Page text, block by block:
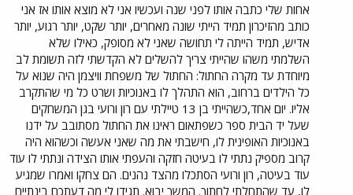
אחות שלי כתבה אותו לפני שנה ועכשיו אני לא מוצא אותו אז אני
כותב מהזיכרון תמיד הייתי שונה מאחרים, יותר שקט, יותר רגוע, יותר
אדיש, תמיד הייתה לי תחושה שאני לא מסופק, כאילו שלא
השלמתי משהו שהייתי צריך להשלים לא הקדשתי לזה תשומת לב
מיוחדת עד מקרה החתול: החתול של משפחת וויצמן היה שנוא על
כל הילדים ברחוב, הוא התהלך לו באנוכיות ושרט כל מי שהתקרב
אליו. יום אחד,כשהייתי בן 13 טיילתי עם רון ורועי בגן המשחקים
שעל יד הבית ספר כשפתאום ראינו את החתול מסתובב על ידנו
באנוכיות האופינית לו, חישבתי את מה שאני אעשה וכשהוא היה
קרוב מספיק נתתי לו בעיטה חזקה והעפתי אותו הצידה ונתתי לו עוד
עוד בעיטה, רון ורועי הסתכלו מהצד נהנים. הם צחקו ואמרו שמגיע
לו, עד שהתחלתי לחתוך. המשך יבוא. תגידו לי מה דעתכם בינתיים